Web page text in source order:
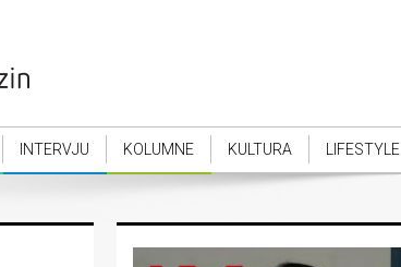
INTERVJU KOLUMNE KULTURA LIFESTYLE